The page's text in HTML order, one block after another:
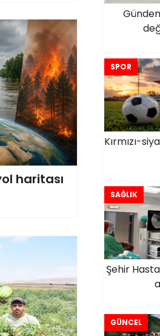
haritası
SPOR
Kırmızı-
SAĞLIK
Şehir
GÜNCEL